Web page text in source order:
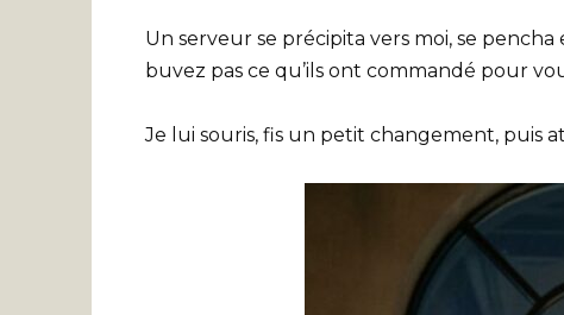
Un serveur se précipita vers moi, se
buvez pas ce qu’ils ont commandé pour
Je lui souris, fis un petit changement, puis